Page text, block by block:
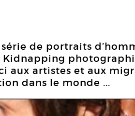
de portraits
Kidnapping
aux artistes et aux
dans le monde ...